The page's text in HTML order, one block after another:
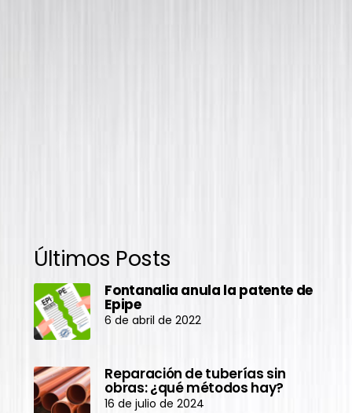
Últimos Posts
Fontanalia anula la patente de
Epipe
6 de abril de 2022
Reparación de tuberías sin
obras: ¿qué métodos hay?
16 de julio de 2024